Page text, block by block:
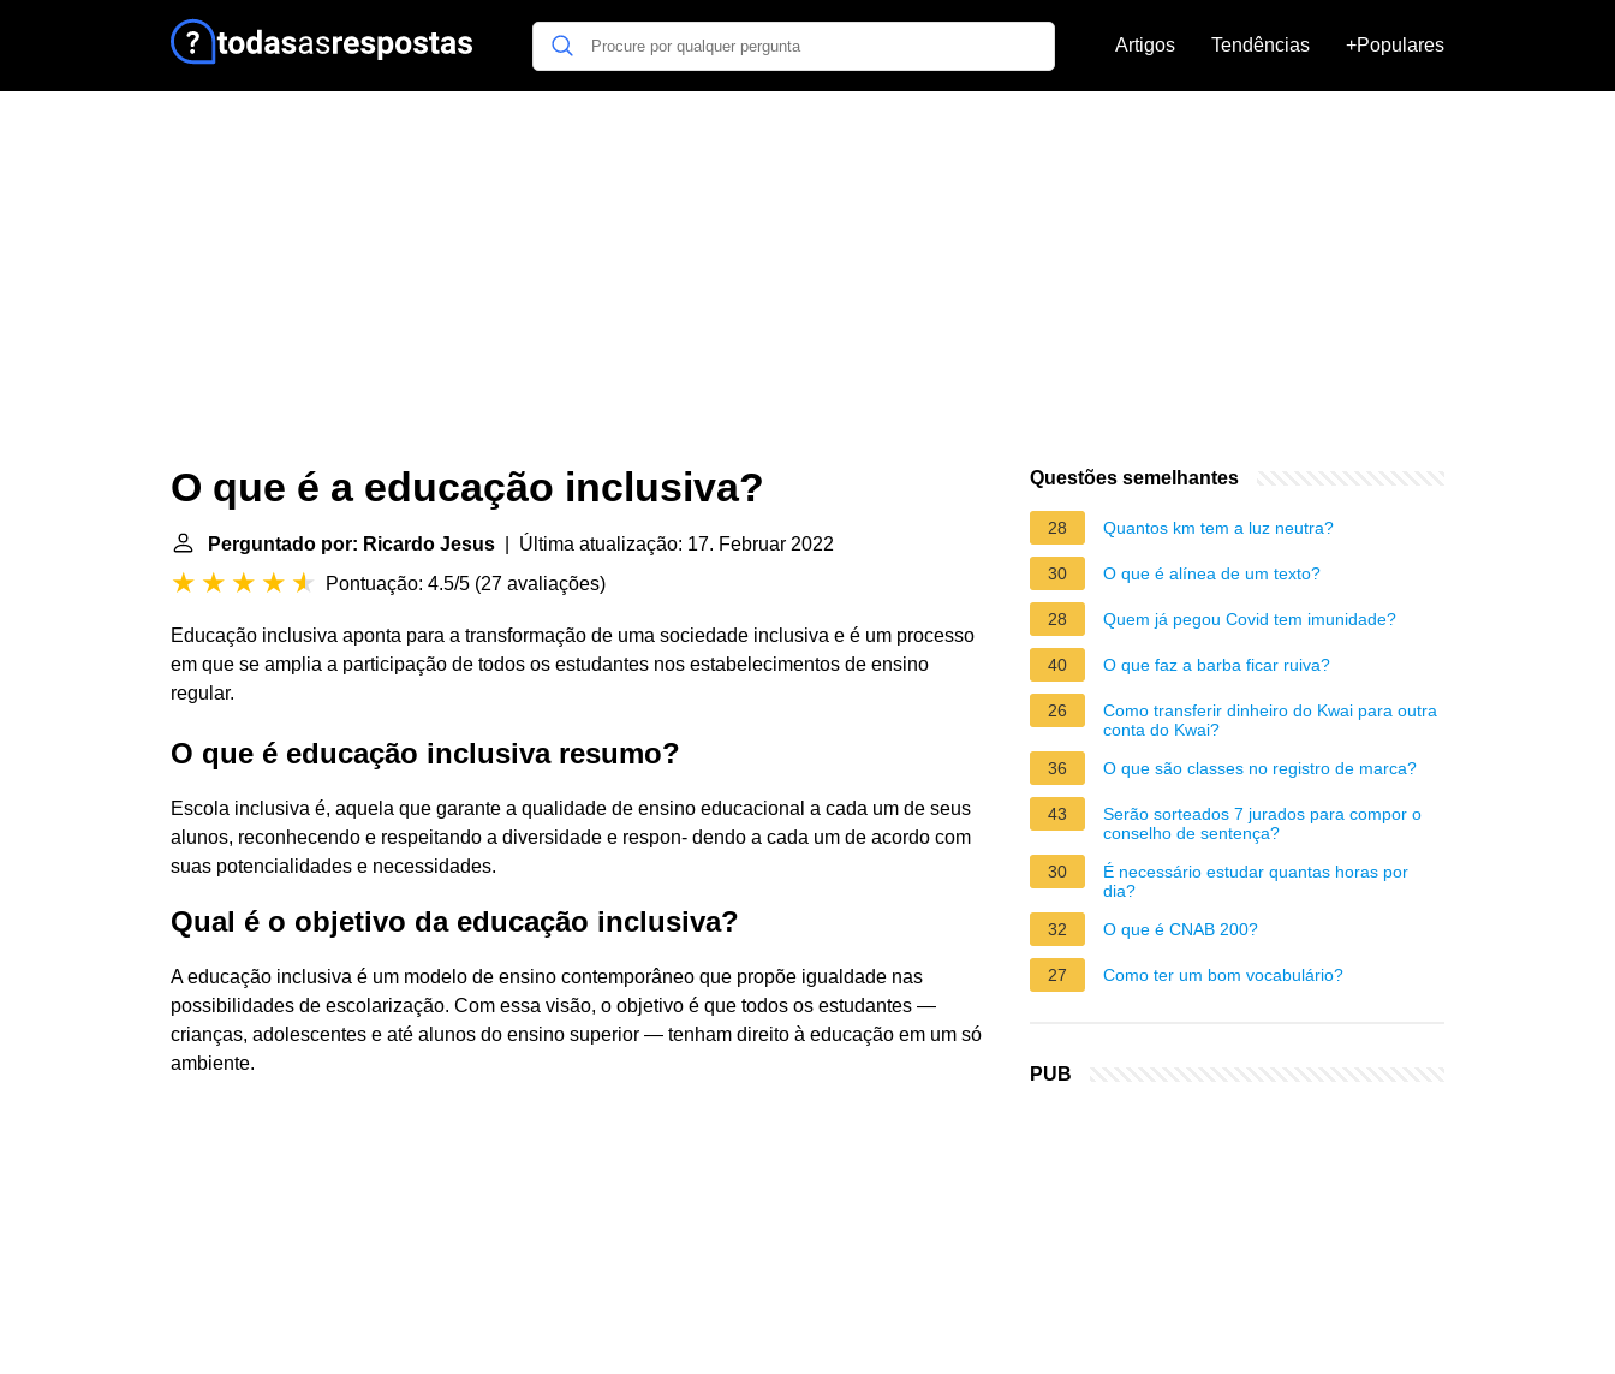
Artigos Tendências +Populares
O que é a educação inclusiva?
Perguntado por: Ricardo Jesus | Última atualização: 17. Februar 2022
Pontuação: 4.5/5 (27 avaliações)
Educação inclusiva aponta para a transformação de uma sociedade inclusiva e é um processo
em que se amplia a participação de todos os estudantes nos estabelecimentos de ensino
regular.
O que é educação inclusiva resumo?
Escola inclusiva é, aquela que garante a qualidade de ensino educacional a cada um de seus
alunos, reconhecendo e respeitando a diversidade e respon- dendo a cada um de acordo com
suas potencialidades e necessidades.
Qual é o objetivo da educação inclusiva?
A educação inclusiva é um modelo de ensino contemporâneo que propõe igualdade nas
possibilidades de escolarização. Com essa visão, o objetivo é que todos os estudantes —
crianças, adolescentes e até alunos do ensino superior — tenham direito à educação em um só
ambiente.
Questões semelhantes
28 Quantos km tem a luz neutra?
30 O que é alínea de um texto?
28 Quem já pegou Covid tem imunidade?
40 O que faz a barba ficar ruiva?
26
Como transferir dinheiro do Kwai para outra
conta do Kwai?
36
O que são classes no registro de marca?
43
Serão sorteados 7 jurados para compor o
conselho de sentença?
30
É necessário estudar quantas horas por
dia?
32
O que é CNAB 200?
27 Como ter um bom vocabulário?
PUB